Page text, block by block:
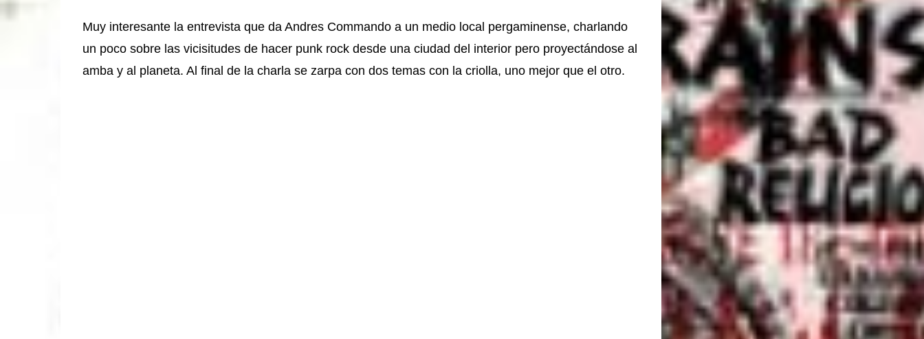
Muy interesante la entrevista que da Andres Commando a un medio local pergaminense, charlando
un poco sobre las vicisitudes de hacer punk rock desde una ciudad del interior pero proyectándose al
amba y al planeta. Al final de la charla se zarpa con dos temas con la criolla, uno mejor que el otro.